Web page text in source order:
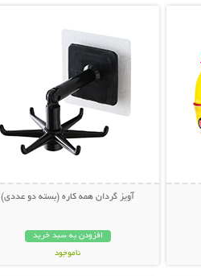
آویز گردان همه کاره (بسته دو عددی)
افزودن به سبد خرید
ناموجود